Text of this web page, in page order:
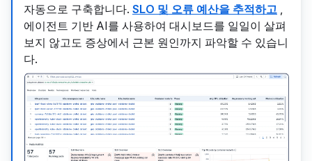
자동으로 구축합니다. SLO 및 오류 예산을 추적하고
에이전트 기반 AI를 사용하여 대시보드를 일일이 살펴
보지 않고도 증상에서 근본 원인까지 파악할 수 있습니
다.